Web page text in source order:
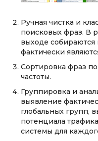
Ручная чистка и
поисковых фраз. В
выходе собираются
фактически
Сортировка фраз
частоты.
Группировка и
выявление
глобальных групп,
потенциала
системы для